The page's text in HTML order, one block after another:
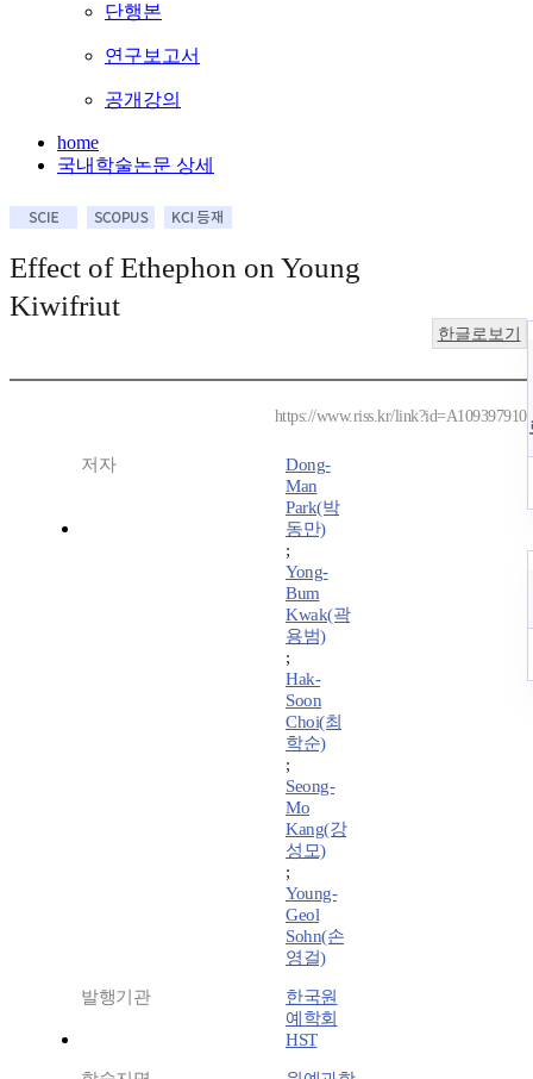
단행본
연구보고서
공개강의
home
국내학술논문 상세
Effect of Ethephon on Young
Kiwifriut
한글로보기
https://www.riss.kr/link?id=A109397910
저자
Dong-
Man
Park(박
동만)
;
Yong-
Bum
Kwak(곽
용범)
;
Hak-
Soon
Choi(최
학순)
;
Seong-
Mo
Kang(강
성모)
;
Young-
Geol
Sohn(손
영걸)
발행기관
한국원
예학회
HST